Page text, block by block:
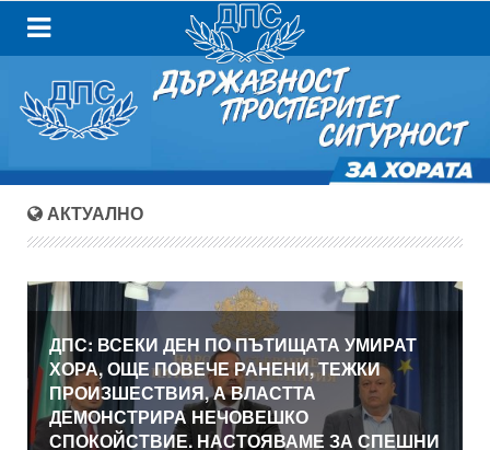
АКТУАЛНО
ДПС: ВСЕКИ ДЕН ПО ПЪТИЩАТА УМИРАТ
ХОРА, ОЩЕ ПОВЕЧЕ РАНЕНИ, ТЕЖКИ
ПРОИЗШЕСТВИЯ, А ВЛАСТТА
ДЕМОНСТРИРА НЕЧОВЕШКО
СПОКОЙСТВИЕ. НАСТОЯВАМЕ ЗА СПЕШНИ